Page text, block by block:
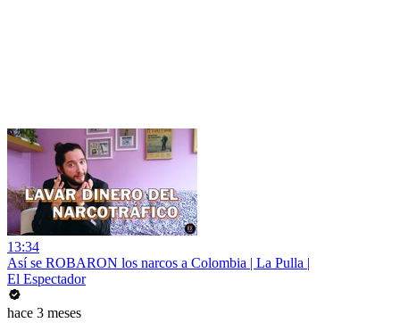
13:34
Así se ROBARON los narcos a Colombia | La Pulla |
El Espectador
hace 3 meses